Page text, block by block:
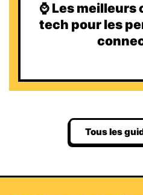
⌚️ Les
tech pour les
Tous les